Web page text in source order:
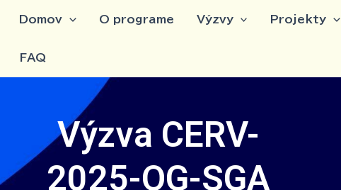
Domov O programe Výzvy Projekty
FAQ
Výzva CERV-
2025-OG-SGA